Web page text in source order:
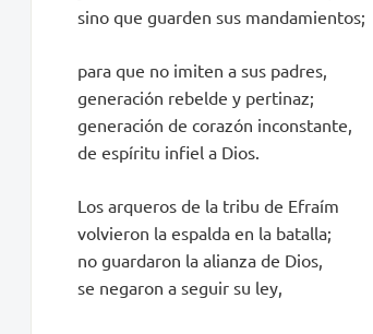
sino que guarden sus mandamientos;
para que no imiten a sus padres,
generación rebelde y pertinaz;
generación de corazón inconstante,
de espíritu infiel a Dios.
Los arqueros de la tribu de Efraím
volvieron la espalda en la batalla;
no guardaron la alianza de Dios,
se negaron a seguir su ley,